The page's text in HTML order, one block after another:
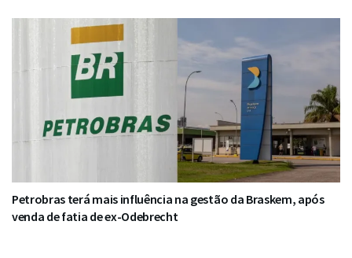
Petrobras terá mais influência na gestão da Braskem, após
venda de fatia de ex-Odebrecht